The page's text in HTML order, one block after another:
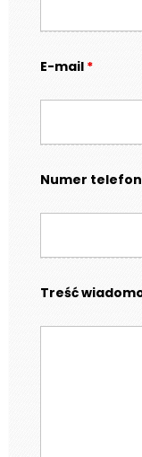
E-mail *
Numer
Treść